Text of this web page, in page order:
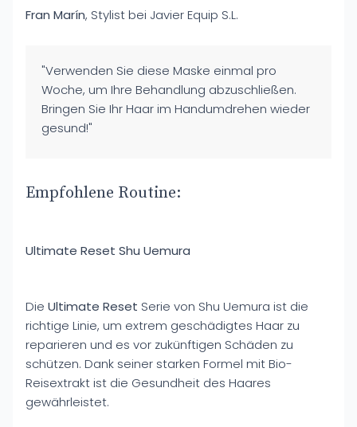
Fran Marín, Stylist bei Javier Equip S.L.
"Verwenden Sie diese Maske einmal pro
Woche, um Ihre Behandlung abzuschließen.
Bringen Sie Ihr Haar im Handumdrehen wieder
gesund!"
Empfohlene Routine:
Ultimate Reset Shu Uemura
Die Ultimate Reset Serie von Shu Uemura ist die
richtige Linie, um extrem geschädigtes Haar zu
reparieren und es vor zukünftigen Schäden zu
schützen. Dank seiner starken Formel mit Bio-
Reisextrakt ist die Gesundheit des Haares
gewährleistet.